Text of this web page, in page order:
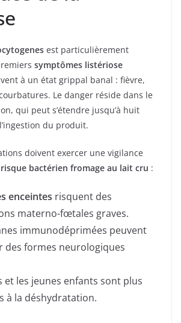
est particulièrement
symptômes listériose
à un état grippal banal : fièvre,
Le danger réside dans le
qui peut s’étendre jusqu’à huit
du produit.
doivent exercer une vigilance
risque bactérien fromage au lait cru :
enceintes risquent des
materno-fœtales graves.
immunodéprimées peuvent
des formes neurologiques
et les jeunes enfants sont plus
à la déshydratation.